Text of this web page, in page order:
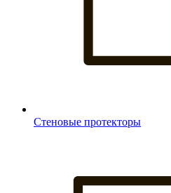
Стеновые протекторы